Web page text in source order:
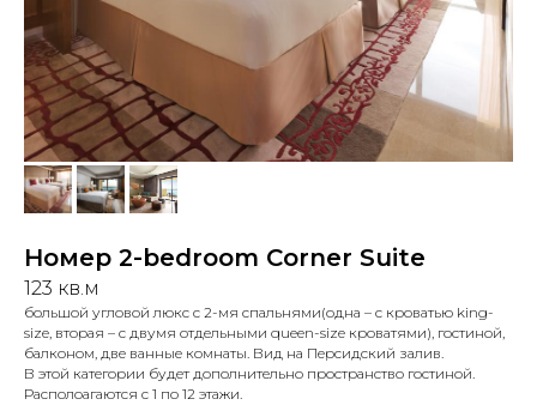
Номер 2-bedroom Corner Suite
123 кв.м
большой угловой люкс с 2-мя спальнями(одна – с кроватью king-
size, вторая – с двумя отдельными queen-size кроватями), гостиной,
балконом, две ванные комнаты. Вид на Персидский залив.
В этой категории будет дополнительно пространство гостиной.
Располоагаются с 1 по 12 этажи.